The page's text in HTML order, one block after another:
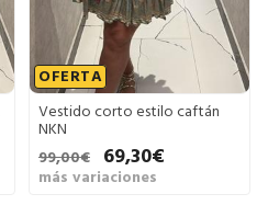
OFERTA
Vestido corto estilo caftán
NKN
99,00€
69,30€
más variaciones